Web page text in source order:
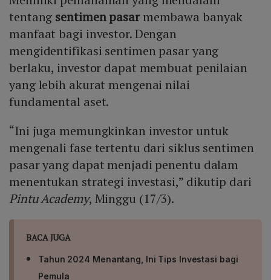
tentang sentimen pasarmembawa banyak
manfaat bagi investor. Dengan
mengidentifikasi sentimen pasar yang
berlaku, investor dapat membuat penilaian
yang lebih akurat mengenai nilai
fundamental aset.
“Ini juga memungkinkan investor untuk
mengenali fase tertentu dari siklus sentimen
pasar yang dapat menjadi penentu dalam
menentukan strategi investasi,” dikutip dari
Pintu Academy, Minggu (17/3).
BACA JUGA
Tahun 2024 Menantang, Ini Tips Investasi bagi
Pemula